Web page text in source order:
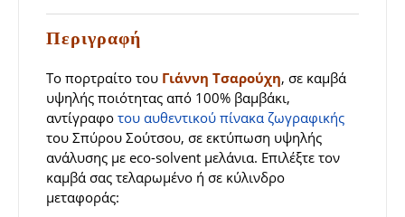
Περιγραφή
Το πορτραίτο του Γιάννη Τσαρούχη, σε καμβά
υψηλής ποιότητας από 100% βαμβάκι,
αντίγραφο του αυθεντικού πίνακα ζωγραφικής
του Σπύρου Σούτσου, σε εκτύπωση υψηλής
ανάλυσης με eco-solvent μελάνια. Επιλέξτε τον
καμβά σας τελαρωμένο ή σε κύλινδρο
μεταφοράς: